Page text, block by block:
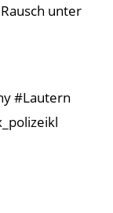
unter
#Lautern